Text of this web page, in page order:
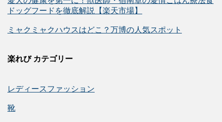
ドッグフードを徹底解説【楽天市場】
ミャクミャクハウスはどこ？万博の人気スポット
楽れび カテゴリー
レディースファッション
靴